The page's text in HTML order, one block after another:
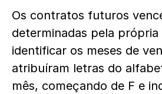
Os contratos futuros
determinadas pela própria
identificar os meses de
atribuíram letras do
mês, começando de F e